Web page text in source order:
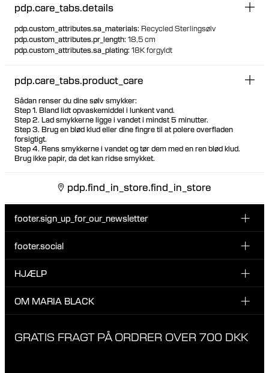
pdp.care_tabs.details
pdp.custom_attributes.sa_materials: Recycled Sterlingsølv
pdp.custom_attributes.pr_length: 18,5 cm
pdp.custom_attributes.sa_plating: 18K forgyldt
pdp.care_tabs.product_care
Sådan renser du dine sølv smykker:
Step 1. Bland lidt opvaskemiddel i lunkent vand.
Step 2. Lad smykkerne ligge i vandet i mindst 5 minutter.
Step 3. Brug en blød klud eller dine fingre til at polere overfladen
forsigtigt.
Step 4. Rens smykkerne i vandet og tør dem med en ren blød klud.
Brug ikke papir, da det kan ridse smykket.
pdp.find_in_store.find_in_store
footer.sign_up_for_our_newsletter
Tilmeld dig vores nyhedsbrev og vær den første til at blive
nyheder fra Maria Black.
footer.social
INSTAGRAM
TIKTOK
HJÆLP
KUNDESERVICE & KONTAKT
LEVERING
OM MARIA BLACK
GRATIS FRAGT PÅ ORDRER OVER 700 DKK